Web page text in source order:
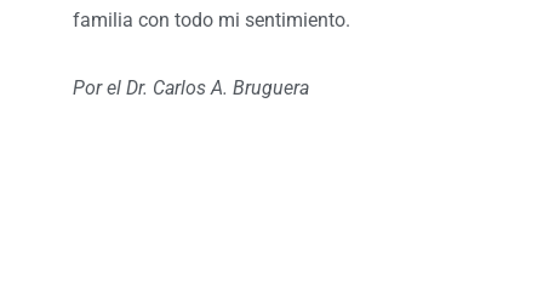
familia con todo mi sentimiento.
Por el Dr. Carlos A. Bruguera